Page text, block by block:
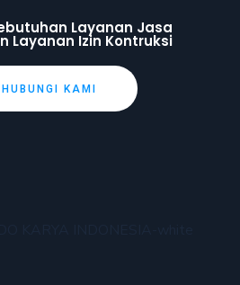
Layanan Jasa
Layanan Izin Kontruksi
HUBUNGI KAMI